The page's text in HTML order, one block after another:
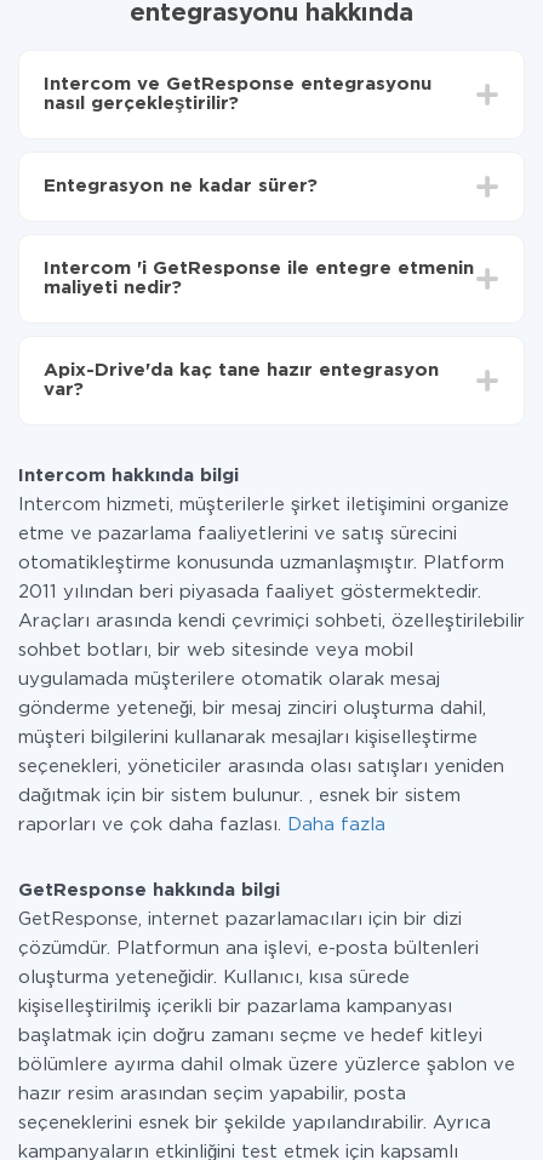
entegrasyonu hakkında
Intercom ve GetResponse entegrasyonu
nasıl gerçekleştirilir?
aktarılacağını seçin
GetResponse'ye aktarılacaktır.
Entegrasyon ne kadar sürer?
olarak, 10-15 dakika sürer.
Intercom 'i GetResponse ile entegre etmenin
maliyeti nedir?
Hizmetimiz aracılığıyla yalnızca bir sisteminizden
diğerine aktarılan veri miktarı için ödeme yaparsınız.
Apix-Drive'da kaç tane hazır entegrasyon
var?
Intercom hakkında bilgi
Intercom hizmeti, müşterilerle şirket iletişimini organize
etme ve pazarlama faaliyetlerini ve satış sürecini
otomatikleştirme konusunda uzmanlaşmıştır. Platform
2011 yılından beri piyasada faaliyet göstermektedir.
Araçları arasında kendi çevrimiçi sohbeti, özelleştirilebilir
sohbet botları, bir web sitesinde veya mobil
uygulamada müşterilere otomatik olarak mesaj
gönderme yeteneği, bir mesaj zinciri oluşturma dahil,
müşteri bilgilerini kullanarak mesajları kişiselleştirme
seçenekleri, yöneticiler arasında olası satışları yeniden
dağıtmak için bir sistem bulunur. , esnek bir sistem
raporları ve çok daha fazlası.
Daha fazla
GetResponse hakkında bilgi
GetResponse, internet pazarlamacıları için bir dizi
çözümdür. Platformun ana işlevi, e-posta bültenleri
oluşturma yeteneğidir. Kullanıcı, kısa sürede
kişiselleştirilmiş içerikli bir pazarlama kampanyası
başlatmak için doğru zamanı seçme ve hedef kitleyi
bölümlere ayırma dahil olmak üzere yüzlerce şablon ve
hazır resim arasından seçim yapabilir, posta
seçeneklerini esnek bir şekilde yapılandırabilir. Ayrıca
kampanyaların etkinliğini test etmek için kapsamlı